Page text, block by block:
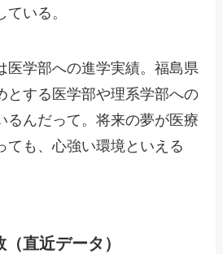
いる。
医学部への進学実績。福島県
とする医学部や理系学部への
るんだって。将来の夢が医療
ても、心強い環境といえる
直近データ）